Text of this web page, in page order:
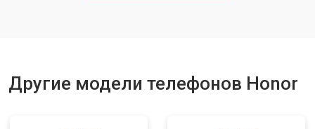
Другие модели телефонов Honor